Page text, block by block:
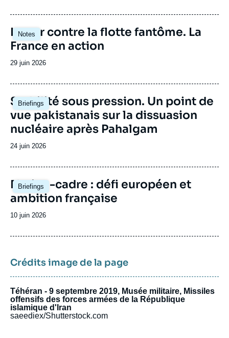
publication
Notes
Image
principale
Lutter contre la flotte fantôme. La
France en action
Date
publication
29 juin 2026
Briefings
Image
principale
Stabilité sous pression. Un point de
vue pakistanais sur la dissuasion
nucléaire après Pahalgam
Date
publication
24 juin 2026
Briefings
Image
principale
Nation-cadre : défi européen et
ambition française
Date
publication
10 juin 2026
Crédits image de la page
Téhéran - 9 septembre 2019, Musée militaire, Missiles
offensifs des forces armées de la République
islamique d'Iran
saeediex/Shutterstock.com